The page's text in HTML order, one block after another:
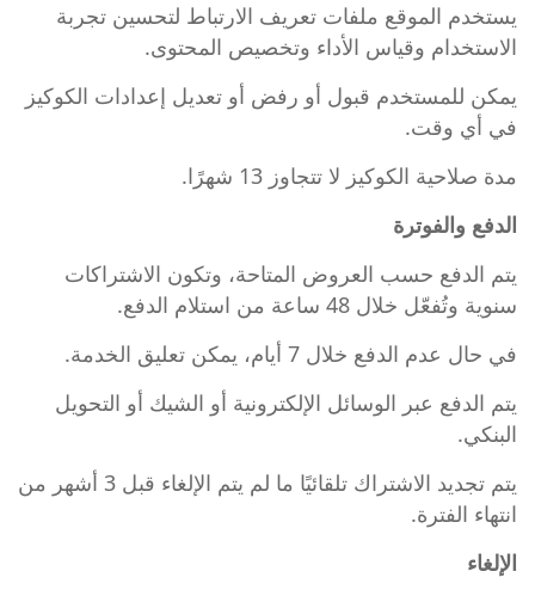
يستخدم الموقع ملفات تعريف الارتباط لتحسين تجربة
الاستخدام وقياس الأداء وتخصيص المحتوى.
يمكن للمستخدم قبول أو رفض أو تعديل إعدادات الكوكيز
في أي وقت.
مدة صلاحية الكوكيز لا تتجاوز 13 شهرًا.
الدفع والفوترة
يتم الدفع حسب العروض المتاحة، وتكون الاشتراكات
سنوية وتُفعّل خلال 48 ساعة من استلام الدفع.
في حال عدم الدفع خلال 7 أيام، يمكن تعليق الخدمة.
يتم الدفع عبر الوسائل الإلكترونية أو الشيك أو التحويل
البنكي.
يتم تجديد الاشتراك تلقائيًا ما لم يتم الإلغاء قبل 3 أشهر من
انتهاء الفترة.
الإلغاء